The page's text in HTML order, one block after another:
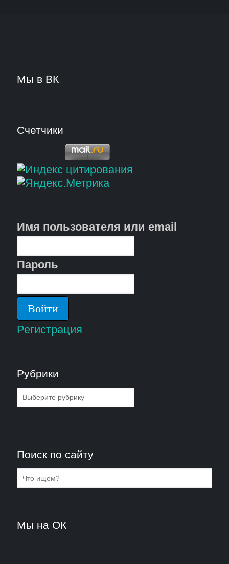
Мы в ВК
Счетчики
Имя пользователя или email
Пароль
Регистрация
Рубрики
Рубрики
Поиск по сайту
Мы на ОК